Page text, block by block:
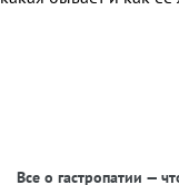
Все о гастропатии —